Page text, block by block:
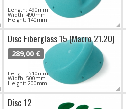
Length: 490mm
Width: 490mm
Height: 140mm
Disc Fiberglass 15 (Macro 21.20)
289,00 €
Length: 510mm
Width: 500mm
Height: 200mm
Disc 12